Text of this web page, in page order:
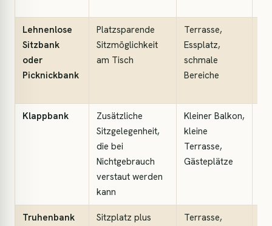
Lehnenlose
Sitzbank
oder
Picknickbank
Platzsparende
Sitzmöglichkeit
am Tisch
Terrasse,
Essplatz,
schmale
Bereiche
Klappbank
Zusätzliche
Sitzgelegenheit,
die bei
Nichtgebrauch
verstaut werden
kann
Kleiner Balkon,
kleine
Terrasse,
Gästeplätze
Truhenbank
Sitzplatz plus
Terrasse,